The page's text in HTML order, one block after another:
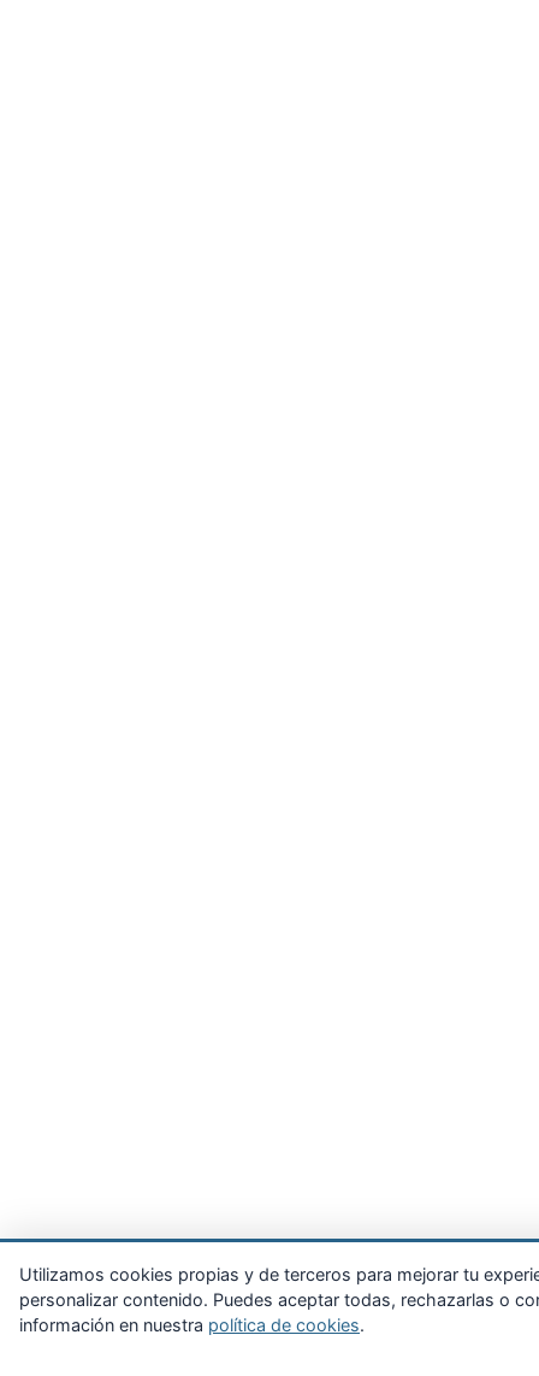
Utilizamos cookies propias y de terceros para mejorar tu
personalizar contenido. Puedes aceptar todas, rechazarlas o
información en nuestra política de cookies.